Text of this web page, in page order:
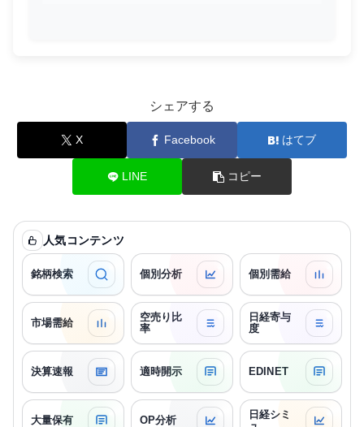
シェアする
X Facebook はてブ
LINE コピー
人気コンテンツ
銘柄検索 個別分析 個別需給
市場需給
空売り比
率
日経寄与
度
決算速報 適時開示 EDINET
大量保有 OP分析
日経シミ